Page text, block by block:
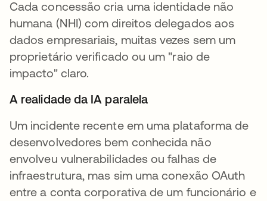
Cada concessão cria uma identidade não
humana (NHI) com direitos delegados aos
dados empresariais, muitas vezes sem um
proprietário verificado ou um "raio de
impacto" claro.
A realidade da IA paralela
Um incidente recente em uma plataforma de
desenvolvedores bem conhecida não
envolveu vulnerabilidades ou falhas de
infraestrutura, mas sim uma conexão OAuth
entre a conta corporativa de um funcionário e